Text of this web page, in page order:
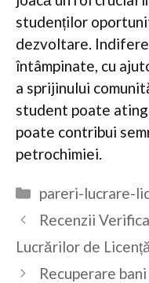
studenților
dezvoltare.
întâmpinate, cu
a sprijinului
student poate
poate contribui
petrochimiei.
Categorii
pareri-lucrare-
Recenzii
Lucrărilor de
Recuperare